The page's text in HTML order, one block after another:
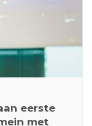
eerste
met